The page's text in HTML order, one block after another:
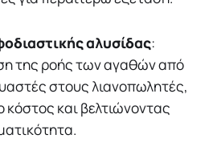
αλυσίδας:
της ροής των αγαθών από
στους λιανοπωλητές,
κόστος και βελτιώνοντας